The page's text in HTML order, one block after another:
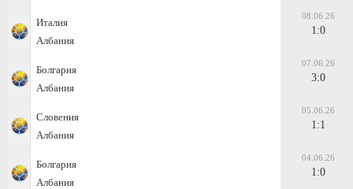
Италия
Албания
08.06.26
1:0
Болгария
Албания
07.06.26
3:0
Словения
Албания
05.06.26
1:1
Болгария
Албания
04.06.26
1:0